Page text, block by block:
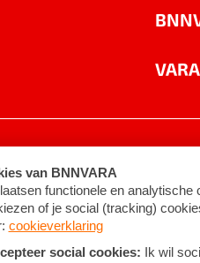
Algemene voorwaarden